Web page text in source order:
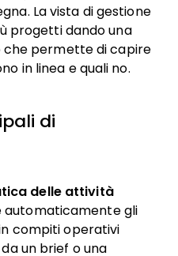
La vista di gestione
progetti dando una
che permette di capire
in linea e quali no.
di
delle attività
automaticamente gli
compiti operativi
un brief o una